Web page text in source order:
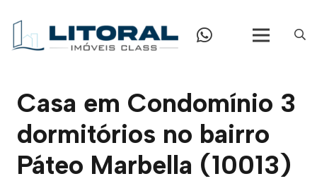
Casa em Condomínio 3
dormitórios no bairro
Páteo Marbella (10013)